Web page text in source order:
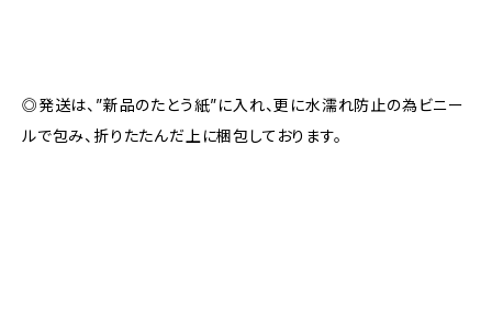
◎発送は、”新品のたとう紙”に入れ、更に水濡れ防止の為ビニー
ルで包み、折りたたんだ上に梱包しております。